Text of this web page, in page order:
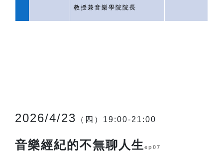
教授兼音樂學院院長
2026/4/23 （四）19:00-21:00
音樂經紀的不無聊人生 ep07